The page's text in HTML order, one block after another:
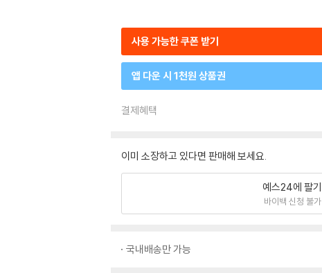
사용 가능한 쿠폰 받기
앱 다운 시 1천원 상품권
결제혜택
이미 소장하고 있다면 판매해 보세요.
예스24에 팔기
바이백 신청 불가
국내배송만 가능